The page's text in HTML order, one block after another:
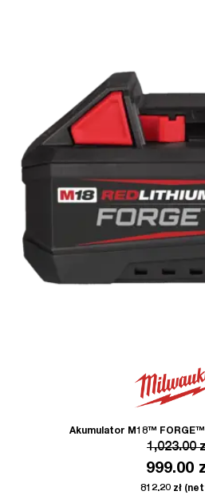
Akumulator M18™ FORGE™
1,023.00
999.00
812.20 zł